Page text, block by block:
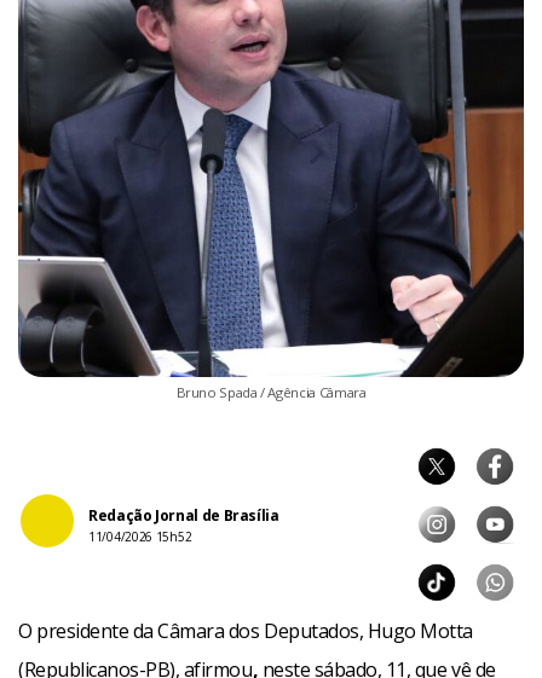
Bruno Spada / Agência Câmara
Redação Jornal de Brasília
11/04/2026 15h52
O presidente da Câmara dos Deputados, Hugo Motta
(Republicanos-PB), afirmou, neste sábado, 11, que vê de